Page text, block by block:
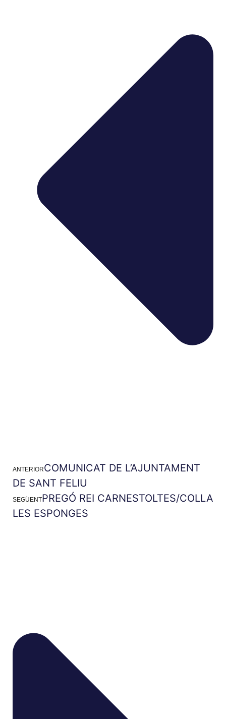
ANTERIORCOMUNICAT DE L’AJUNTAMENT
DE SANT FELIU
SEGÜENTPREGÓ REI CARNESTOLTES/COLLA
LES ESPONGES